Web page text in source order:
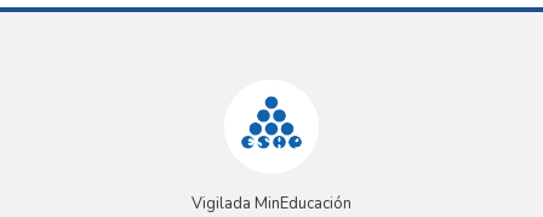
Vigilada MinEducación